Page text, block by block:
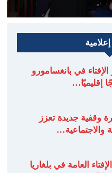
الإفتاء في بانغسامورو
إقليميًا…
وقفية جديدة تعزز
والاجتماعية…
العامة في بلغاريا